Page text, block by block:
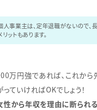
人事業主は、定年退職がないので、
リットもあります。
万円強であれば、これから
ていければOKでしょう！
から年収を理由に断られ